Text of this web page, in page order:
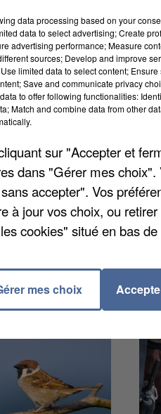
recensés les
de communes
proposer une politique
attribués vont de 1
ont le label « Ville
de 2%.
data processing based on your
data to select advertising; Create
advertising performance; Measure
sources; Develop and improve
limited data to select content;
Save and communicate privacy
to offer following functionalities:
Match and combine data from other
sur "Accepter et
dans "Gérer mes
accepter". Vos
à jour vos choix, ou
cookies" situé en bas
mes choix